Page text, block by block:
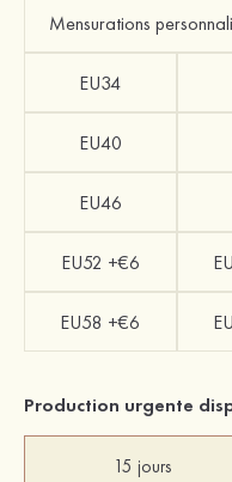
Mensurations
EU34
EU40
EU46
EU52 +€6
EU58 +€6
Production urgente
15 jours